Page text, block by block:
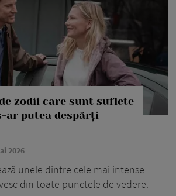
zodii care sunt suflete
ar putea despărți
2026
unele dintre cele mai intense
din toate punctele de vedere.